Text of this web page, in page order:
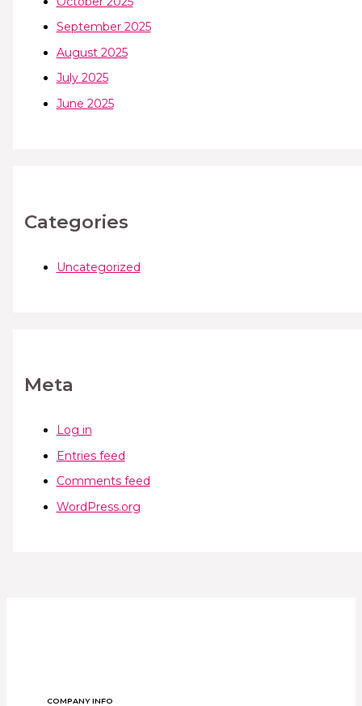
September 2025
August 2025
July 2025
June 2025
Categories
Uncategorized
Meta
Log in
Entries feed
Comments feed
WordPress.org
COMPANY INFO